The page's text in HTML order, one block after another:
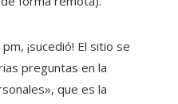
¡sucedió! El sitio se
preguntas en la
que es la